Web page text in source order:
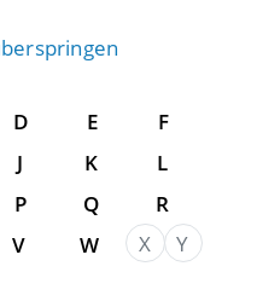
D E
F
J K
L
P Q
R
V W X
Y